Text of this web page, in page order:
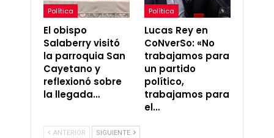
Política
El obispo
Salaberry visitó
la parroquia San
Cayetano y
reflexionó sobre
la llegada…
Política
Lucas Rey en
CoNverSo: «No
trabajamos para
un partido
político,
trabajamos para
el…
ANTERIOR SIGUIENTE